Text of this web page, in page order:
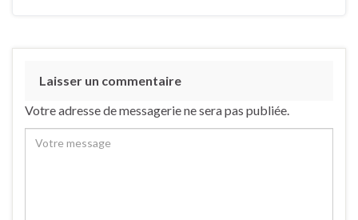
Laisser un commentaire
Votre adresse de messagerie ne sera pas publiée.